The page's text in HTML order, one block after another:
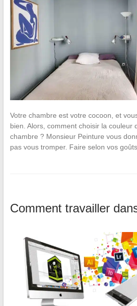
Votre chambre est votre cocoon, et
bien. Alors, comment choisir la couleur
chambre ? Monsieur Peinture vous
pas vous tromper. Faire selon vos
Comment travailler